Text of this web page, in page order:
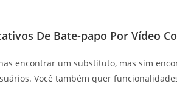
De Bate-papo Por Vídeo
encontrar um substituto, mas sim
Você também quer